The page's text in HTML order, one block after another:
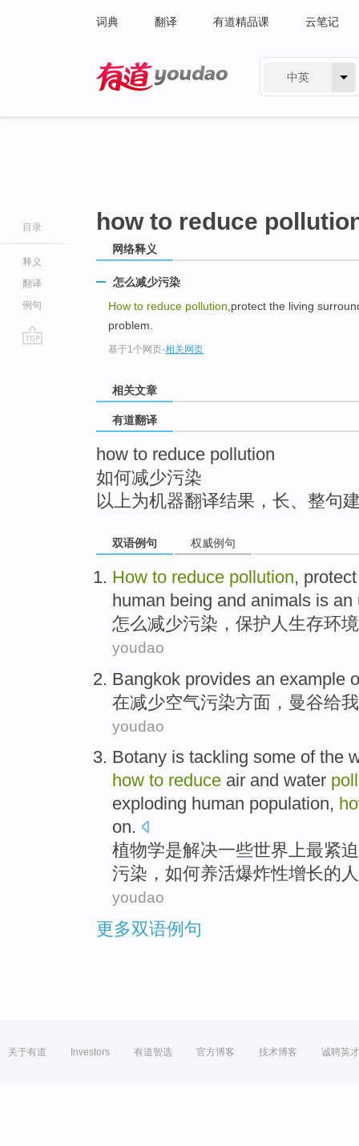
词典 翻译 有道精品课 云笔记
中英
目录
释义
翻译
例句
how to reduce
网络释义
怎么减少污染
How to reduce pollution ,protect the living
problem.
基于1个网页-相关网页
相关文章
有道翻译
how to reduce pollution
如何减少污染
以上为机器翻译结果，长、整句
双语例句 权威例句
How to reduce pollution, protect
human being and animals is an
怎么减少污染 ， 保护人 生存环境
youdao
Bangkok provides an example
在减少空气污染方面， 曼谷给
youdao
Botany is tackling some of the
how to reduce air and water
exploding human population,
on.
植物学是解决一些世界上最紧迫
污染 ，如何养活爆炸性增长的
youdao
更多双语例句
关于有道 Investors 有道智选 官方博客 技术博客 诚聘英才